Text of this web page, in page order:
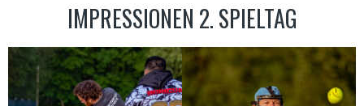
IMPRESSIONEN 2. SPIELTAG